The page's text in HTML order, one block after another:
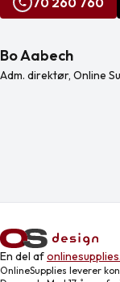
Bo Aabech
Adm. direktør, Online
En del af
OnlineSupplies leverer